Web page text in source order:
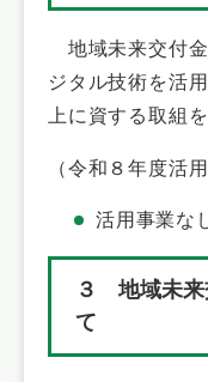
地域未来交付
ジタル技術を活
上に資する取組
（令和８年度活
活用事業な
３ 地域未来
て